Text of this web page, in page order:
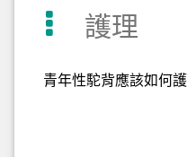
護理
青年性駝背應該如何